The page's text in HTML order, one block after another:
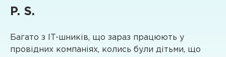
P. S.
Багато з IT-шників, що зараз працюють у
провідних компаніях, колись були дітьми, що